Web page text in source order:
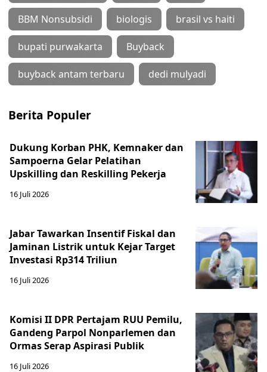
BBM Nonsubsidi biologis brasil vs haiti
bupati purwakarta Buyback
buyback antam terbaru dedi mulyadi
Berita Populer
Dukung Korban PHK, Kemnaker dan
Sampoerna Gelar Pelatihan
Upskilling dan Reskilling Pekerja
16 Juli 2026
Jabar Tawarkan Insentif Fiskal dan
Jaminan Listrik untuk Kejar Target
Investasi Rp314 Triliun
16 Juli 2026
Komisi II DPR Pertajam RUU Pemilu,
Gandeng Parpol Nonparlemen dan
Ormas Serap Aspirasi Publik
16 Juli 2026